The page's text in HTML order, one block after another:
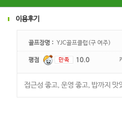
이용후기
골프장명 : YJC골프클럽(구 여주)
평점 10.0
접근성 좋고, 운영 좋고, 밥까지 맛